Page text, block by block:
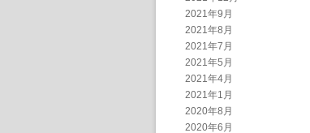
2021年9月
2021年8月
2021年7月
2021年5月
2021年4月
2021年1月
2020年8月
2020年6月